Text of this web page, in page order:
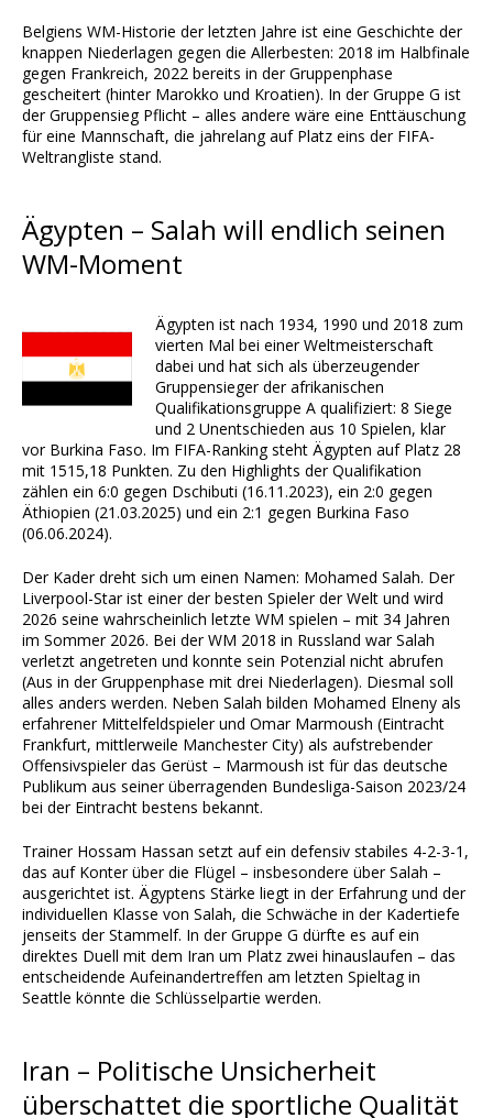
Belgiens WM-Historie der letzten Jahre ist eine Geschichte der
knappen Niederlagen gegen die Allerbesten: 2018 im Halbfinale
gegen Frankreich, 2022 bereits in der Gruppenphase
gescheitert (hinter Marokko und Kroatien). In der Gruppe G ist
der Gruppensieg Pflicht – alles andere wäre eine Enttäuschung
für eine Mannschaft, die jahrelang auf Platz eins der FIFA-
Weltrangliste stand.
Ägypten – Salah will endlich seinen
WM-Moment
Ägypten ist nach 1934, 1990 und 2018 zum
vierten Mal bei einer Weltmeisterschaft
dabei und hat sich als überzeugender
Gruppensieger der afrikanischen
Qualifikationsgruppe A qualifiziert: 8 Siege
und 2 Unentschieden aus 10 Spielen, klar
vor Burkina Faso. Im FIFA-Ranking steht Ägypten auf Platz 28
mit 1515,18 Punkten. Zu den Highlights der Qualifikation
zählen ein 6:0 gegen Dschibuti (16.11.2023), ein 2:0 gegen
Äthiopien (21.03.2025) und ein 2:1 gegen Burkina Faso
(06.06.2024).
Der Kader dreht sich um einen Namen: Mohamed Salah. Der
Liverpool-Star ist einer der besten Spieler der Welt und wird
2026 seine wahrscheinlich letzte WM spielen – mit 34 Jahren
im Sommer 2026. Bei der WM 2018 in Russland war Salah
verletzt angetreten und konnte sein Potenzial nicht abrufen
(Aus in der Gruppenphase mit drei Niederlagen). Diesmal soll
alles anders werden. Neben Salah bilden Mohamed Elneny als
erfahrener Mittelfeldspieler und Omar Marmoush (Eintracht
Frankfurt, mittlerweile Manchester City) als aufstrebender
Offensivspieler das Gerüst – Marmoush ist für das deutsche
Publikum aus seiner überragenden Bundesliga-Saison 2023/24
bei der Eintracht bestens bekannt.
Trainer Hossam Hassan setzt auf ein defensiv stabiles 4-2-3-1,
das auf Konter über die Flügel – insbesondere über Salah –
ausgerichtet ist. Ägyptens Stärke liegt in der Erfahrung und der
individuellen Klasse von Salah, die Schwäche in der Kadertiefe
jenseits der Stammelf. In der Gruppe G dürfte es auf ein
direktes Duell mit dem Iran um Platz zwei hinauslaufen – das
entscheidende Aufeinandertreffen am letzten Spieltag in
Seattle könnte die Schlüsselpartie werden.
Iran – Politische Unsicherheit
überschattet die sportliche Qualität